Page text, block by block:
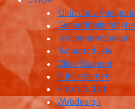
Klinisches
Taschenapotheken
Naturprodukte
Oligo Scanner
Publikationen
Praxisbedarf
Webdesign